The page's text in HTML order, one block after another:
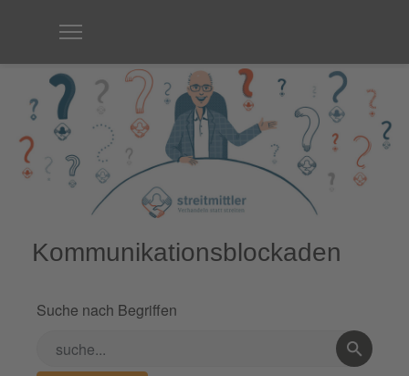
Kommunikationsblockaden
Suche nach Begriffen